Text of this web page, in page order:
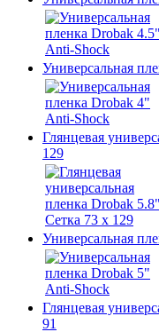
Универсальная
Глянцевая
129
Универсальная
Глянцевая
91